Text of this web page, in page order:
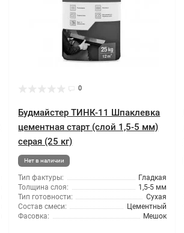
0
Будмайстер ТИНК-11 Шпаклевка
цементная старт (слой 1,5-5 мм)
серая (25 кг)
Нет в наличии
Тип фактуры:
Гладкая
Толщина слоя:
1,5-5 мм
Тип готовности:
Сухая
Состав смеси:
Цементный
Фасовка:
Мешок